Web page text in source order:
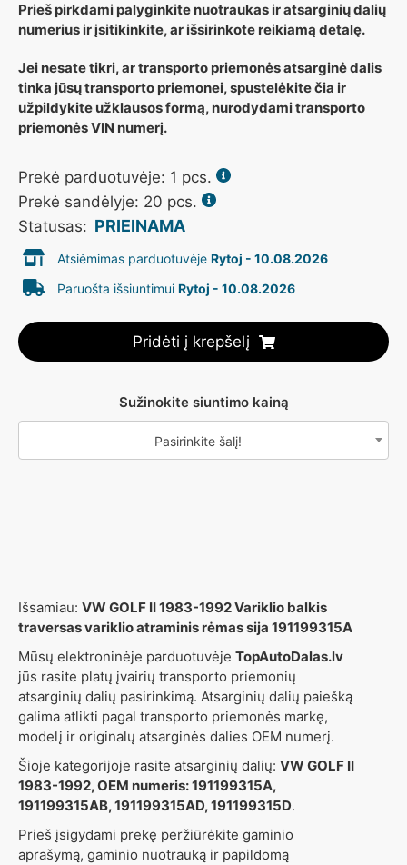
Prieš pirkdami palyginkite nuotraukas ir atsarginių dalių
numerius ir įsitikinkite, ar išsirinkote reikiamą detalę.
Jei nesate tikri, ar transporto priemonės atsarginė dalis
tinka jūsų transporto priemonei, spustelėkite čia ir
užpildykite užklausos formą, nurodydami transporto
priemonės VIN numerį.
Prekė parduotuvėje: 1 pcs.
Prekė sandėlyje: 20 pcs.
Statusas: PRIEINAMA
Atsiėmimas parduotuvėje Rytoj - 10.08.2026
Paruošta išsiuntimui Rytoj - 10.08.2026
Pridėti į krepšelį
Sužinokite siuntimo kainą
Pasirinkite šalį!
Išsamiau: VW GOLF II 1983-1992 Variklio balkis
traversas variklio atraminis rėmas sija 191199315A
Mūsų elektroninėje parduotuvėje TopAutoDalas.lv
jūs rasite platų įvairių transporto priemonių
atsarginių dalių pasirinkimą. Atsarginių dalių paiešką
galima atlikti pagal transporto priemonės markę,
modelį ir originalų atsarginės dalies OEM numerį.
Šioje kategorijoje rasite atsarginių dalių: VW GOLF II
1983-1992, OEM numeris: 191199315A,
191199315AB, 191199315AD, 191199315D.
Prieš įsigydami prekę peržiūrėkite gaminio
aprašymą, gaminio nuotrauką ir papildomą